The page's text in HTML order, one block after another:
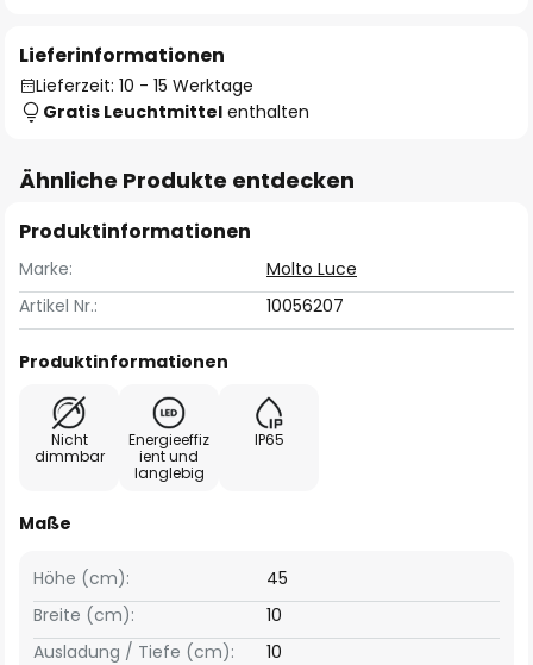
Lieferinformationen
Lieferzeit: 10 - 15 Werktage
Gratis Leuchtmittel enthalten
Ähnliche Produkte entdecken
Produktinformationen
Marke:
Molto Luce
Artikel Nr.:
10056207
Produktinformationen
Nicht
dimmbar
Energieeffiz
ient und
langlebig
IP65
Maße
Breite (cm): 10
Höhe (cm): 45
Ausladung / Tiefe (cm): 10